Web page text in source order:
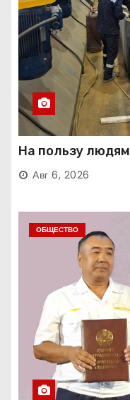
На пользу людям
Авг 6, 2026
ОБЩЕСТВО